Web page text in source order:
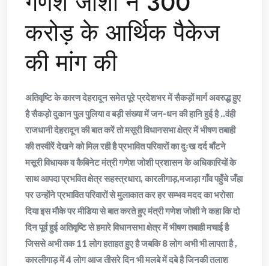
करोड़ के आर्थिक पैकेज
की मांग की
अतिवृष्टि के कारण देहरादून समेत पूरे प्रदेशभर में सैकड़ों मार्ग अवरुद्ध हुए
है सैकड़ो दुकान पुल पुलिया व बड़ी संख्या में जन-धन की हानि हुई है ..वंही
राजधानी देहरादून की बात करें तो मसूरी विधानसभा क्षेत्र में भीषण तबाही
की तस्वीरें देखने को मिल रही है प्रभावित परिवारों का दुःख दर्द बाँटने
मसूरी विधायक व कैबिनेट मंत्री गणेश जोशी प्रशासन के अधिकारियों के
साथ आपदा प्रभवित क्षेत्र सहस्त्रधारा, कारलीगाड़,मजाड़ा गाँव पहुँचे जँहा
पर उन्होंने प्रभावित परिवारों से मुलाकात कर हर सम्भव मदद का भरोसा
दिया इस मौके पर मीडिया से बात करते हुए मंत्री गणेश जोशी ने कहा कि दो
दिन पूर्व हुई अतिवृष्टि से हमारे विधानसभा क्षेत्र में भीषण तबाही मचाई है
जिससे अभी तक 11 लोग हताहत हुए है जबकि 8 लोग अभी भी लापता है ,
कारलीगाड़ में 4 लोग आज तीसरे दिन भी मलबे में दबे है जिनकी तलाश